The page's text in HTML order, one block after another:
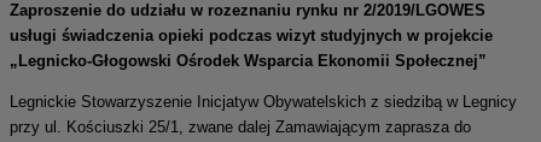
Zaproszenie do udziału w rozeznaniu rynku nr 2/2019/LGOWES
usługi świadczenia opieki podczas wizyt studyjnych w projekcie
„Legnicko-Głogowski Ośrodek Wsparcia Ekonomii Społecznej”
Legnickie Stowarzyszenie Inicjatyw Obywatelskich z siedzibą w Legnicy
przy ul. Kościuszki 25/1, zwane dalej Zamawiającym zaprasza do